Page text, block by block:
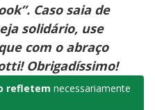
Caso saia de
solidário, use
com o abraço
Obrigadíssimo!
refletem necessariamente